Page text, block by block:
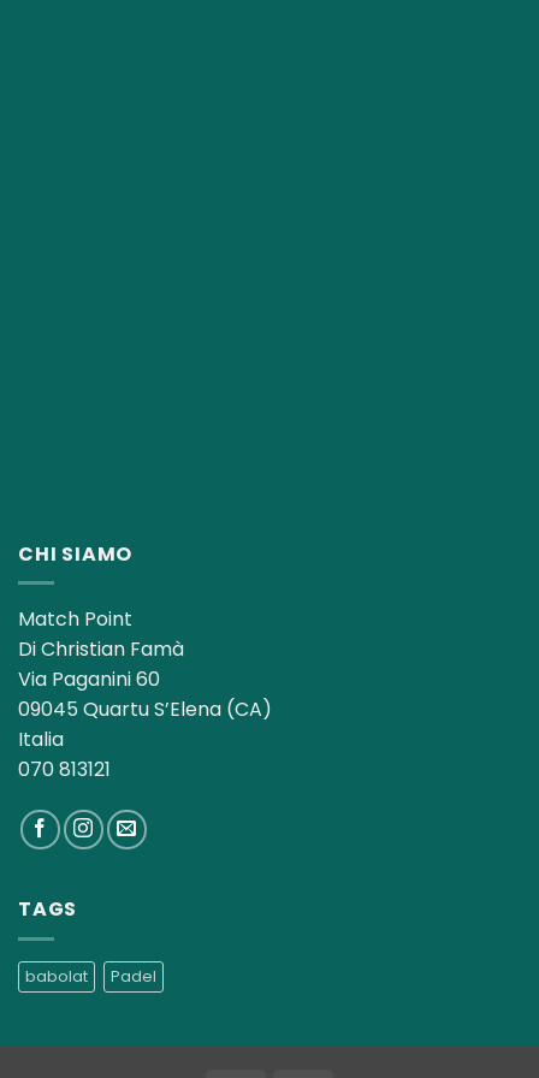
CHI SIAMO
Match Point
Di Christian Famà
Via Paganini 60
09045 Quartu S’Elena (CA)
Italia
070 813121
TAGS
babolat Padel